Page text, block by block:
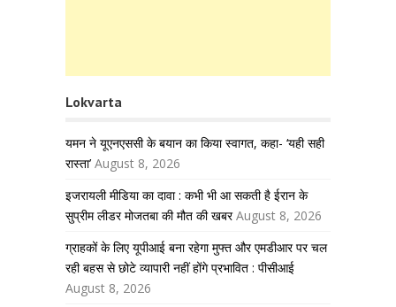
Lokvarta
यमन ने यूएनएससी के बयान का किया स्वागत, कहा- ‘यही सही
रास्ता’ August 8, 2026
इजरायली मीडिया का दावा : कभी भी आ सकती है ईरान के
सुप्रीम लीडर मोजतबा की मौत की खबर August 8, 2026
ग्राहकों के लिए यूपीआई बना रहेगा मुफ्त और एमडीआर पर चल
रही बहस से छोटे व्यापारी नहीं होंगे प्रभावित : पीसीआई
August 8, 2026